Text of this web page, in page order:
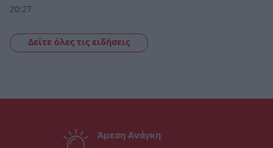
20:27
Δείτε όλες τις ειδήσεις
Άμεση Ανάγκη